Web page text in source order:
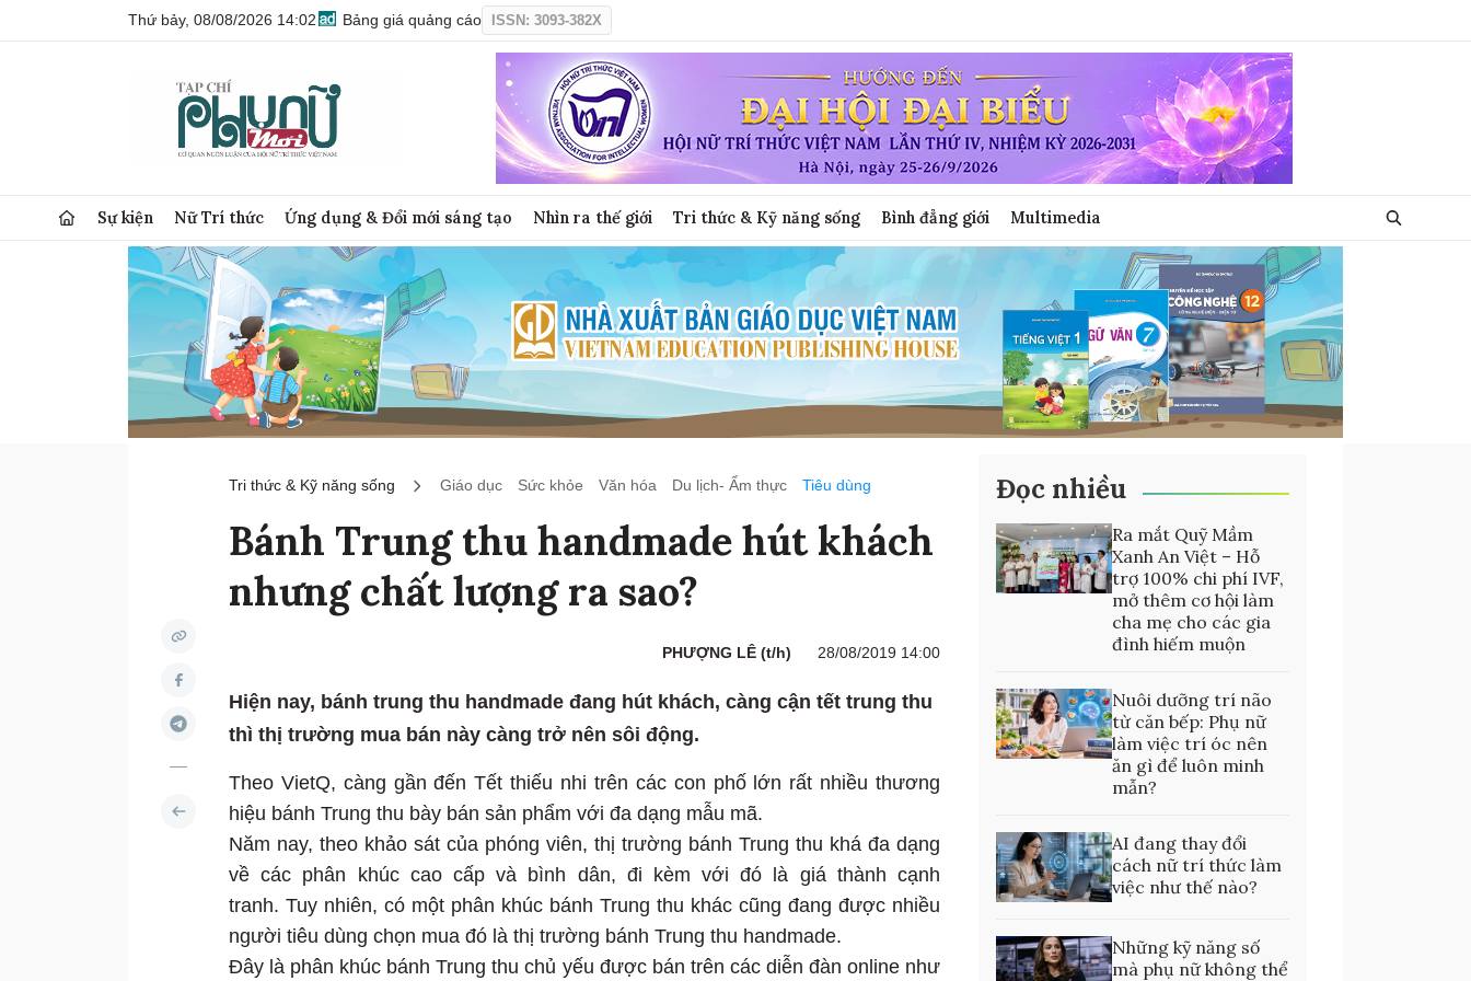
Thứ bảy, 08/08/2026 14:02 Bảng giá quảng cáo ISSN: 3093-382X
Sự kiện Nữ Trí thức Ứng dụng & Đổi mới sáng tạo Nhìn ra thế giới Tri thức & Kỹ năng sống Bình đẳng giới Multimedia
Tri thức & Kỹ năng sống Giáo dục Sức khỏe Văn hóa Du lịch- Ẩm thực Tiêu dùng
Bánh Trung thu handmade hút khách
nhưng chất lượng ra sao?
PHƯỢNG LÊ (t/h) 28/08/2019 14:00
Hiện nay, bánh trung thu handmade đang hút khách, càng cận tết trung thu
thì thị trường mua bán này càng trở nên sôi động.
Theo VietQ, càng gần đến Tết thiếu nhi trên các con phố lớn rất nhiều thương
hiệu bánh Trung thu bày bán sản phẩm với đa dạng mẫu mã.
Năm nay, theo khảo sát của phóng viên, thị trường bánh Trung thu khá đa dạng
về các phân khúc cao cấp và bình dân, đi kèm với đó là giá thành cạnh
tranh. Tuy nhiên, có một phân khúc bánh Trung thu khác cũng đang được nhiều
người tiêu dùng chọn mua đó là thị trường bánh Trung thu handmade.
Đây là phân khúc bánh Trung thu chủ yếu được bán trên các diễn đàn online như
Đọc nhiều
Ra mắt Quỹ Mầm
Xanh An Việt – Hỗ
trợ 100% chi phí IVF,
mở thêm cơ hội làm
cha mẹ cho các gia
đình hiếm muộn
Nuôi dưỡng trí não
từ căn bếp: Phụ nữ
làm việc trí óc nên
ăn gì để luôn minh
mẫn?
AI đang thay đổi
cách nữ trí thức làm
việc như thế nào?
Những kỹ năng số
mà phụ nữ không thể